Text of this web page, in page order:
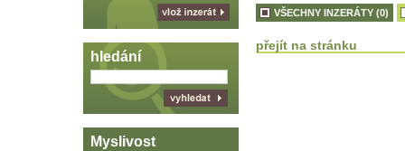
VŠECHNY INZERÁTY (0)
přejít na stránku
vlož
hledání
Myslivost